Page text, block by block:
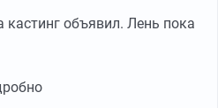
кастинг объявил. Лень пока